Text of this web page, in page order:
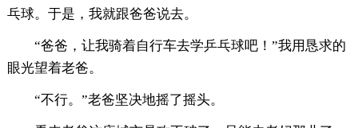
乓球。于是，我就跟爸爸说去。
“爸爸，让我骑着自行车去学乒乓球吧！”我用恳求的
眼光望着老爸。
“不行。”老爸坚决地摇了摇头。